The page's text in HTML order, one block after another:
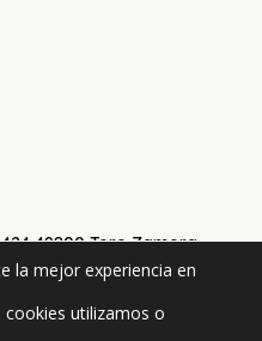
49800 Toro Zamora
la mejor experiencia en
cookies utilizamos o